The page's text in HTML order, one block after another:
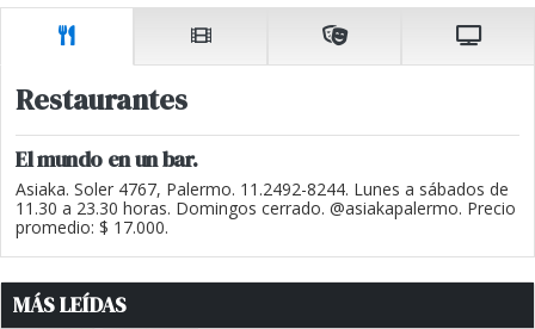
Restaurantes
El mundo en un bar.
Asiaka. Soler 4767, Palermo. 11.2492-8244. Lunes a sábados de
11.30 a 23.30 horas. Domingos cerrado. @asiakapalermo. Precio
promedio: $ 17.000.
MÁS LEÍDAS